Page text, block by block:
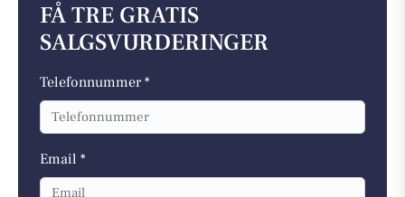
FÅ TRE GRATIS
SALGSVURDERINGER
Telefonnummer *
Email *